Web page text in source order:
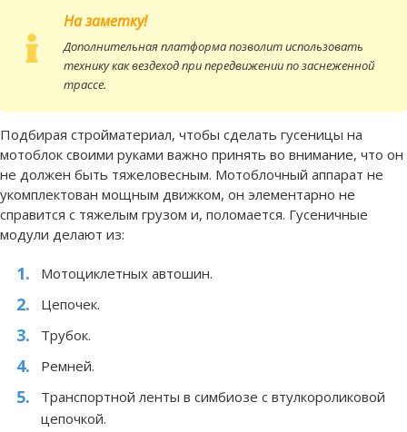
На заметку!
Дополнительная платформа позволит использовать
технику как вездеход при передвижении по заснеженной
трассе.
Подбирая стройматериал, чтобы сделать гусеницы на
мотоблок своими руками важно принять во внимание, что он
не должен быть тяжеловесным. Мотоблочный аппарат не
укомплектован мощным движком, он элементарно не
справится с тяжелым грузом и, поломается. Гусеничные
модули делают из:
Мотоциклетных автошин.
Цепочек.
Трубок.
Ремней.
Транспортной ленты в симбиозе с втулкороликовой
цепочкой.